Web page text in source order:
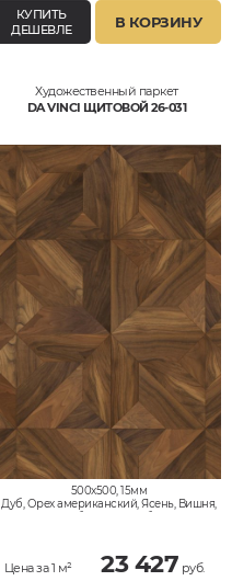
КУПИТЬ
ДЕШЕВЛЕ
В КОРЗИНУ
Художественный паркет
DA VINCI ЩИТОВОЙ 26-031
500x500, 15мм
Дуб, Орех американский, Ясень, Вишня,
Цена за 1 м² 23 427 руб.